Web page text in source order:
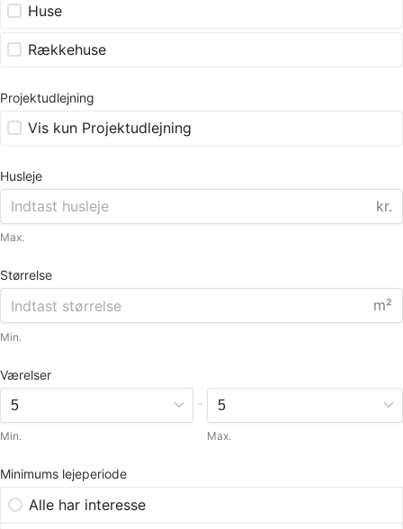
Huse
Rækkehuse
Projektudlejning
Vis kun Projektudlejning
Husleje
kr.
Max.
Størrelse
m²
Min.
Værelser
Min.
-
Max.
Minimums lejeperiode
Alle har interesse